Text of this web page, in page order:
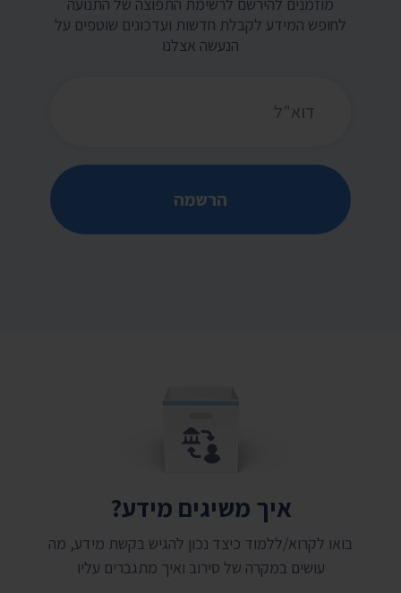
לחופש המידע לקבלת חדשות ועדכונים שוטפים על
הנעשה אצלנו
הרשמה
איך משיגים מידע?
בואו לקרוא/ללמוד כיצד נכון להגיש בקשת מידע, מה
עושים במקרה של סירוב ואיך מתגברים עליו